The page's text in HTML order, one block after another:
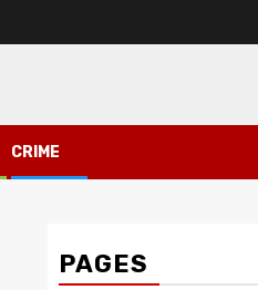
CRIME
PAGES